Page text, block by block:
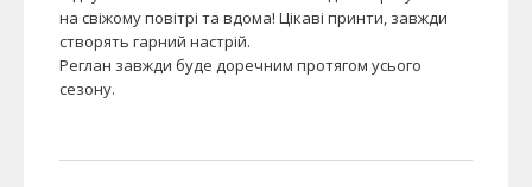
на свіжому повітрі та вдома! Цікаві принти, завжди
створять гарний настрій.
Реглан завжди буде доречним протягом усього
сезону.